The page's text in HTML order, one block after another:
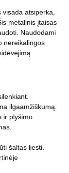
atsiperka,
metalinis įtaisas
Naudodami
nereikalingos
ilgaamžiškumą.
ir plyšimo.
šaltas liesti.